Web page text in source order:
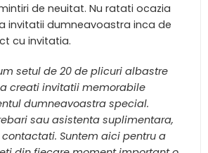
de neuitat. Nu ratati ocazia
invitatii dumneavoastra inca de
cu invitatia.
setul de 20 de plicuri albastre
creati invitatii memorabile
dumneavoastra special.
sau asistenta suplimentara,
Suntem aici pentru a